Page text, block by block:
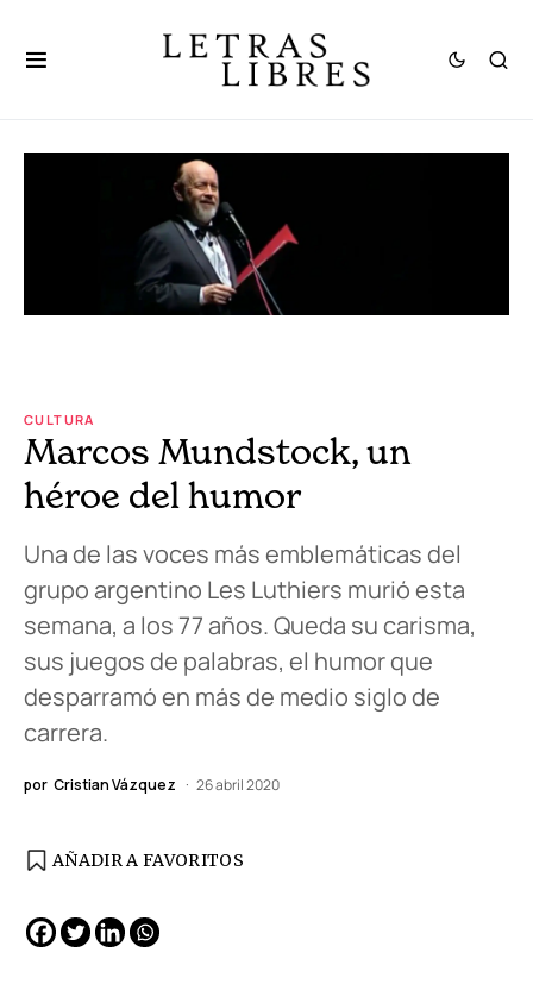
CULTURA
Marcos Mundstock, un
héroe del humor
Una de las voces más emblemáticas del
grupo argentino Les Luthiers murió esta
semana, a los 77 años. Queda su carisma,
sus juegos de palabras, el humor que
desparramó en más de medio siglo de
carrera.
por Cristian Vázquez 26 abril 2020
AÑADIR A FAVORITOS